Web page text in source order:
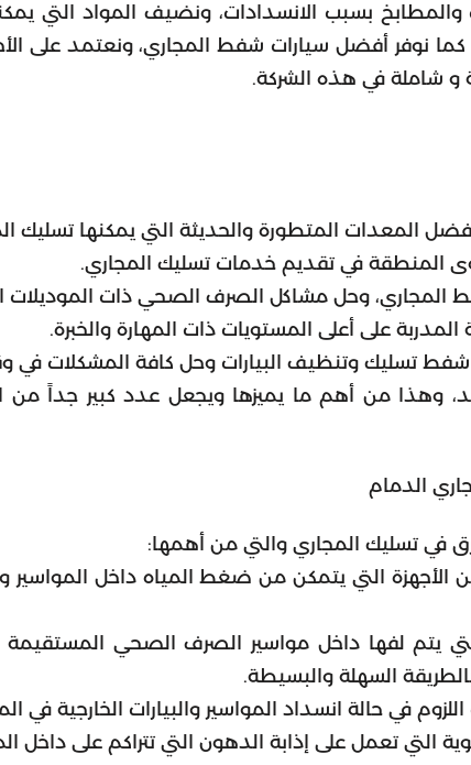
والمطابخ بسبب الانسدادات، ونضيف المواد التي
كما نوفر أفضل سيارات شفط المجاري، ونعتمد على
و شاملة في هذه الشركة.
المعدات المتطورة والحديثة التي يمكنها
المنطقة في تقديم خدمات تسليك المجاري.
المجاري، وحل مشاكل الصرف الصحي ذات الموديلات
على أعلى المستويات ذات المهارة والخبرة.
شفط تسليك وتنظيف البيارات وحل كافة المشكلات في
وهذا من أهم ما يميزها ويجعل عدد كبير جداً من
الدمام
في تسليك المجاري والتي من أهمها:
التي يتمكن من ضغط المياه داخل
يتم لفها داخل مواسير الصرف الصحي
السهلة والبسيطة.
اللزوم في حالة انسداد المواسير والبيارات الخارجية في
التي تعمل على إذابة الدهون التي تتراكم على داخل